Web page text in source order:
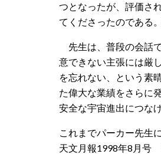
つとなったが、評価さ
てくださったのである
先生は、普段の会話
意できない主張には厳
を忘れない、という素
た偉大な業績をさらに
安全な宇宙進出につな
これまでパーカー先生
天文月報1998年8月号